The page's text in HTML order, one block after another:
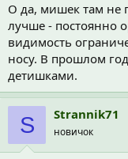
О да, мишек там не
лучше - постоянно
видимость
носу. В прошлом
детишками.
S Strannik71
новичок